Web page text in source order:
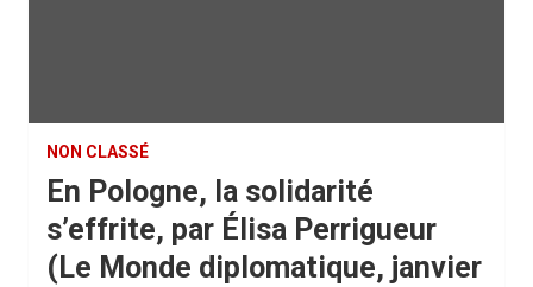
NON CLASSÉ
En Pologne, la solidarité
s’effrite, par Élisa Perrigueur
(Le Monde diplomatique, janvier